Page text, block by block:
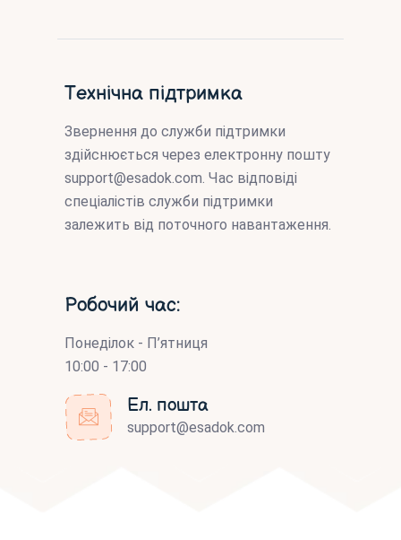
Технічна підтримка
Звернення до служби підтримки
здійснюється через електронну пошту
support@esadok.com. Час відповіді
спеціалістів служби підтримки
залежить від поточного навантаження.
Робочий час:
Понеділок - П’ятниця
10:00 - 17:00
Ел. пошта
support@esadok.com